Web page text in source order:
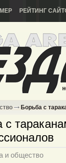
РЕЙТИНГ
Борьба с
с
и общество